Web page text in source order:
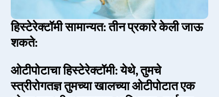
हिस्टेरेक्टॉमी सामान्यत: तीन प्रकारे केली जाऊ
शकते:
ओटीपोटाचा हिस्टेरेक्टॉमी: येथे, तुमचे
स्त्रीरोगतज्ञ तुमच्या खालच्या ओटीपोटात एक